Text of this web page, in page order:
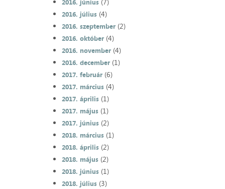
2016. június
2016. július(4)
2016. szeptember(2)
2016. október(4)
2016. november(4)
2016. december(1)
2017. február(6)
2017. március(4)
2017. április(1)
2017. május(1)
2017. június(2)
2018. március(1)
2018. április(2)
2018. május(2)
2018. június(1)
2018. július(3)